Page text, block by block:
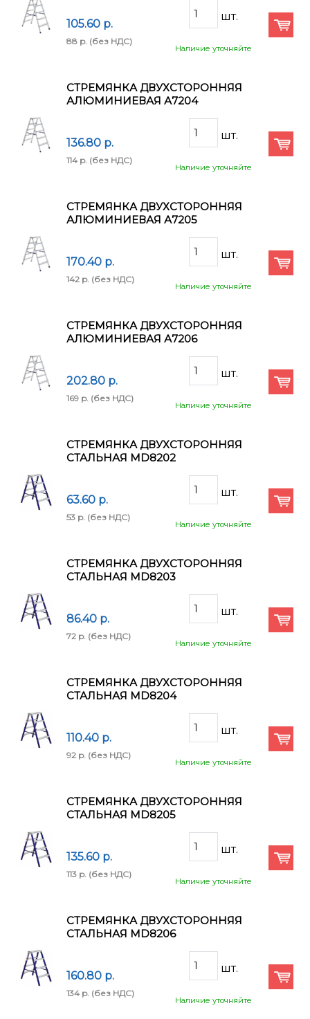
105.60 p.
88 p. (без НДС)
Наличие уточняйте
СТРЕМЯНКА ДВУХСТОРОННЯЯ
АЛЮМИНИЕВАЯ А7204
136.80 p.
114 p. (без НДС)
Наличие уточняйте
СТРЕМЯНКА ДВУХСТОРОННЯЯ
АЛЮМИНИЕВАЯ А7205
170.40 p.
142 p. (без НДС)
Наличие уточняйте
СТРЕМЯНКА ДВУХСТОРОННЯЯ
АЛЮМИНИЕВАЯ А7206
202.80 p.
169 p. (без НДС)
Наличие уточняйте
СТРЕМЯНКА ДВУХСТОРОННЯЯ
СТАЛЬНАЯ MD8202
63.60 p.
53 p. (без НДС)
Наличие уточняйте
СТРЕМЯНКА ДВУХСТОРОННЯЯ
СТАЛЬНАЯ MD8203
86.40 p.
72 p. (без НДС)
Наличие уточняйте
СТРЕМЯНКА ДВУХСТОРОННЯЯ
СТАЛЬНАЯ MD8204
110.40 p.
92 p. (без НДС)
Наличие уточняйте
СТРЕМЯНКА ДВУХСТОРОННЯЯ
СТАЛЬНАЯ MD8205
135.60 p.
113 p. (без НДС)
Наличие уточняйте
СТРЕМЯНКА ДВУХСТОРОННЯЯ
СТАЛЬНАЯ MD8206
160.80 p.
134 p. (без НДС)
Наличие уточняйте